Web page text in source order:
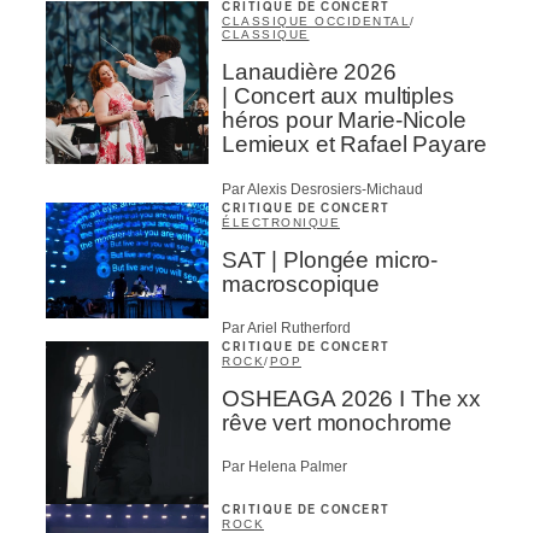
CRITIQUE DE CONCERT
CLASSIQUE OCCIDENTAL /
CLASSIQUE
Lanaudière 2026
| Concert aux multiples
héros pour Marie-Nicole
Lemieux et Rafael Payare
Par Alexis Desrosiers-Michaud
CRITIQUE DE CONCERT
ÉLECTRONIQUE
SAT | Plongée micro-
macroscopique
Par Ariel Rutherford
CRITIQUE DE CONCERT
ROCK/POP
OSHEAGA 2026 I The xx
rêve vert monochrome
Par Helena Palmer
CRITIQUE DE CONCERT
ROCK